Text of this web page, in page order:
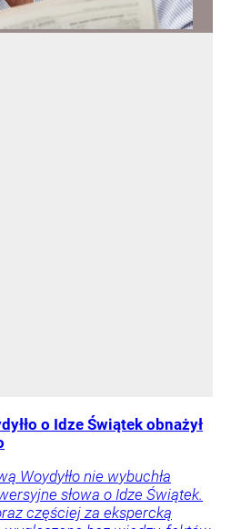
o Idze Świątek obnażył
Woydyłło nie wybuchła
słowa o Idze Świątek.
częściej za ekspercką